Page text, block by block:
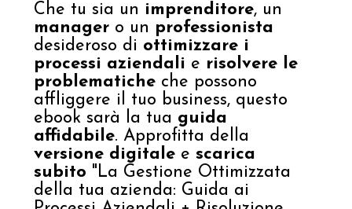
Che tu sia un imprenditore, un
manager o un professionista
desideroso di ottimizzare i
processi aziendali e risolvere le
problematiche che possono
affliggere il tuo business, questo
ebook sarà la tua guida
affidabile. Approfitta della
versione digitale e scarica
subito "La Gestione Ottimizzata
della tua azienda: Guida ai